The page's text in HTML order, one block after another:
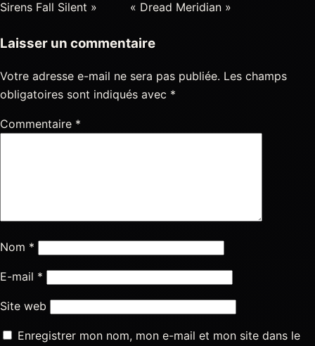
Sirens Fall Silent » « Dread Meridian »
Laisser un commentaire
Votre adresse e-mail ne sera pas publiée. Les champs
obligatoires sont indiqués avec *
Commentaire *
Nom *
E-mail *
Site web
Enregistrer mon nom, mon e-mail et mon site dans le